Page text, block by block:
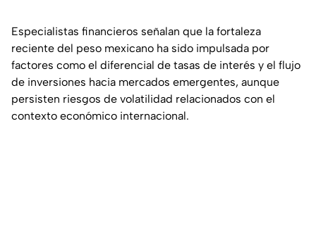
Especialistas financieros señalan que la fortaleza
reciente del peso mexicano ha sido impulsada por
factores como el diferencial de tasas de interés y el flujo
de inversiones hacia mercados emergentes, aunque
persisten riesgos de volatilidad relacionados con el
contexto económico internacional.